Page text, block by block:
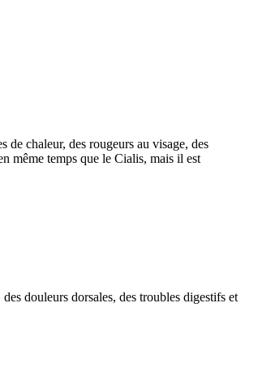
de chaleur, des rougeurs au visage, des
même temps que le Cialis, mais il est
douleurs dorsales, des troubles digestifs et